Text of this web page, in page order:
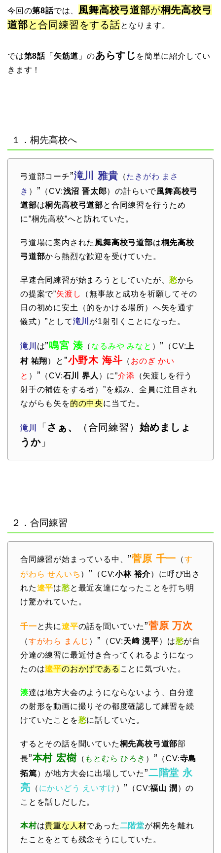
今回の第8話では、 風舞高校弓道部が桐先高校弓
道部と合同練習をする話となります。
では第8話 「 矢筋道 」のあらすじ を簡単に紹介してい
きます！
１．桐先高校へ
弓道部コーチ”滝川 雅貴 （たきがわ まさ
き ） ” （CV:浅沼 晋太郎）の計らいで風舞高校弓
道部は桐先高校弓道部と合同練習を行うため
に”桐先高校”へと訪れていた。
弓道場に案内された 風舞高校弓道部は桐先高校
弓道部から熱烈な歓迎を受けていた。
早速合同練習が始まろうとしていたが、愁から
の提案で”矢渡し
（無事故と成功を祈願してその
日の初めに安土（的をかける場所）へ矢を通す
儀式）”として滝川 が1射引くことになった。
滝川 は”鳴宮 湊（ なるみや みなと ） ” （CV: 上
村 祐翔 ）と ”小野木 海斗（ おのぎ かい
と ） ” （CV:石川 界人 ）に”介添 （矢渡しを行う
射手の補佐をする者）”を頼み、全員に注目され
ながらも矢を的の中央に当てた。
滝川 「 さぁ、 （合同練習） 始めましょ
うか」
２．合同練習
合同練習が始まっている中、 ”菅原 千一 （す
がわら せんいち ） ” （CV:小林 裕介）に呼び出さ
れた遼平は愁と最近友達になったことを打ち明
け驚かれていた。
千一と共に遼平の話を聞いていた”菅原 万次
（すがわら まんじ ） ” （CV:天﨑 滉平）は愁が自
分達の練習に最近付き合ってくれるようになっ
たのは遼平のおかげである ことに気づいた。
湊達は地方大会のようにならないよう、自分達
の射形を動画に撮りその都度確認して練習を続
けていたことを愁に話していた。
するとその話を聞いていた桐先高校弓道部部
長”本村 宏樹（ もとむら ひろき ） ” （CV:寺島
拓篤）が地方大会に出場していた”二階堂 永
亮 （ にかいどう えいすけ ） ” （CV:福山 潤 ）の
ことを話しだした。
本村は貴重な人材であった二階堂が桐先を離れ
たことをとても残念そうにしていた。